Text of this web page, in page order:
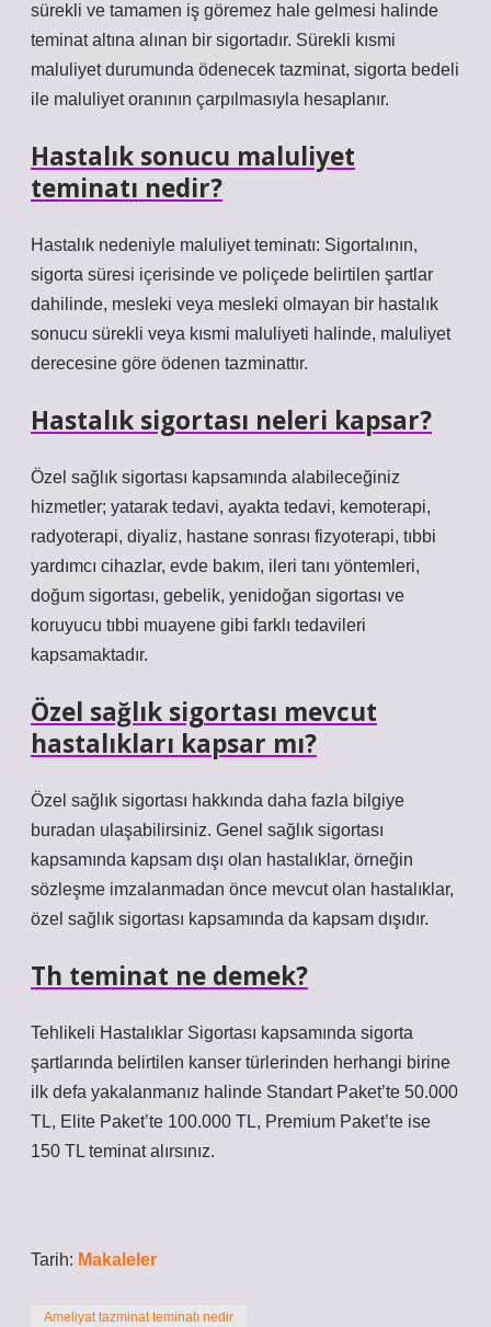
sürekli ve tamamen iş göremez hale gelmesi halinde
teminat altına alınan bir sigortadır. Sürekli kısmi
maluliyet durumunda ödenecek tazminat, sigorta bedeli
ile maluliyet oranının çarpılmasıyla hesaplanır.
Hastalık sonucu maluliyet
teminatı nedir?
Hastalık nedeniyle maluliyet teminatı: Sigortalının,
sigorta süresi içerisinde ve poliçede belirtilen şartlar
dahilinde, mesleki veya mesleki olmayan bir hastalık
sonucu sürekli veya kısmi maluliyeti halinde, maluliyet
derecesine göre ödenen tazminattır.
Hastalık sigortası neleri kapsar?
Özel sağlık sigortası kapsamında alabileceğiniz
hizmetler; yatarak tedavi, ayakta tedavi, kemoterapi,
radyoterapi, diyaliz, hastane sonrası fizyoterapi, tıbbi
yardımcı cihazlar, evde bakım, ileri tanı yöntemleri,
doğum sigortası, gebelik, yenidoğan sigortası ve
koruyucu tıbbi muayene gibi farklı tedavileri
kapsamaktadır.
Özel sağlık sigortası mevcut
hastalıkları kapsar mı?
Özel sağlık sigortası hakkında daha fazla bilgiye
buradan ulaşabilirsiniz. Genel sağlık sigortası
kapsamında kapsam dışı olan hastalıklar, örneğin
sözleşme imzalanmadan önce mevcut olan hastalıklar,
özel sağlık sigortası kapsamında da kapsam dışıdır.
Th teminat ne demek?
Tehlikeli Hastalıklar Sigortası kapsamında sigorta
şartlarında belirtilen kanser türlerinden herhangi birine
ilk defa yakalanmanız halinde Standart Paket’te 50.000
TL, Elite Paket’te 100.000 TL, Premium Paket’te ise
150 TL teminat alırsınız.
Tarih: Makaleler
Ameliyat tazminat teminatı nedir